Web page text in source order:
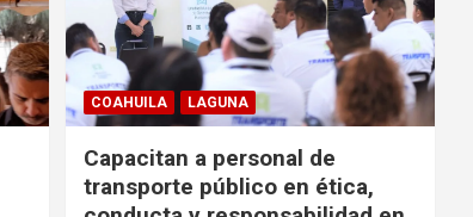
COAHUILA LAGUNA
Capacitan a personal de
transporte público en ética,